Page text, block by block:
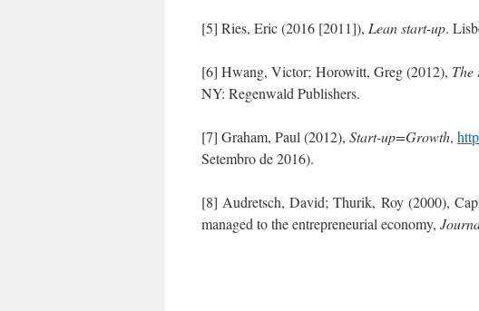
[5] Ries, Eric (2016 [2011]), Lean start-up.
[6] Hwang, Victor; Horowitt, Greg (2012), The
NY: Regenwald Publishers.
[7] Graham, Paul (2012), Start-up=Growth,
Setembro de 2016).
[8] Audretsch, David; Thurik, Roy (2000),
managed to the entrepreneurial economy,